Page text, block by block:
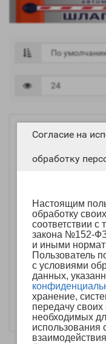
Согласие на
обработку
Настоящим
обработку
соответствии
закона №152-
и иными
Пользователь
с условиями
данных,
хранение,
передачу
необходимых
использования
Блок сопряжения
домофона MCK
1
-
В